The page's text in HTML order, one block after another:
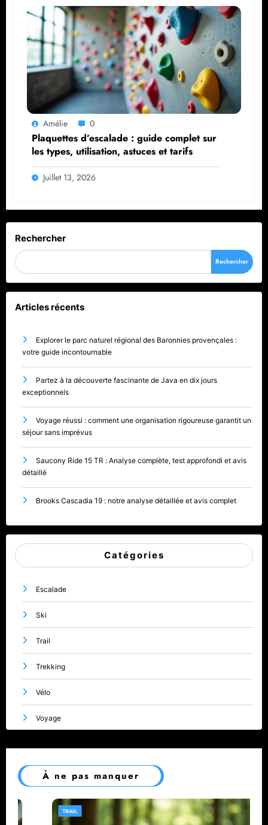
Amélie 0
Plaquettes d’escalade : guide complet sur
les types, utilisation, astuces et tarifs
Juillet 13, 2026
Rechercher
Rechercher
Articles récents
Explorer le parc naturel régional des Baronnies provençales :
votre guide incontournable
Partez à la découverte fascinante de Java en dix jours
exceptionnels
Voyage réussi : comment une organisation rigoureuse garantit un
séjour sans imprévus
Saucony Ride 15 TR : Analyse complète, test approfondi et avis
détaillé
Brooks Cascadia 19 : notre analyse détaillée et avis complet
Catégories
Escalade
Ski
Trail
Trekking
Vélo
Voyage
À ne pas manquer